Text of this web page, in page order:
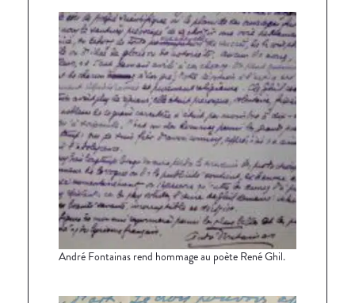
André Fontainas rend hommage au poète René Ghil.